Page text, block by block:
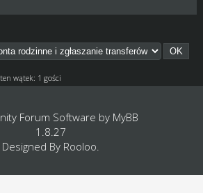
wątek: 1 gości
Forum Software by MyBB
1.8.27
Designed By Rooloo.